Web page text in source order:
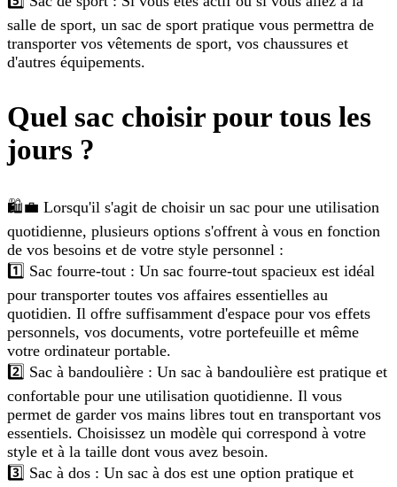
salle de sport, un sac de sport pratique vous permettra de
transporter vos vêtements de sport, vos chaussures et
d'autres équipements.
Quel sac choisir pour tous les
jours ?
🛍️💼 Lorsqu'il s'agit de choisir un sac pour une utilisation
quotidienne, plusieurs options s'offrent à vous en fonction
de vos besoins et de votre style personnel :
1️⃣ Sac fourre-tout : Un sac fourre-tout spacieux est idéal
pour transporter toutes vos affaires essentielles au
quotidien. Il offre suffisamment d'espace pour vos effets
personnels, vos documents, votre portefeuille et même
votre ordinateur portable.
2️⃣ Sac à bandoulière : Un sac à bandoulière est pratique et
confortable pour une utilisation quotidienne. Il vous
permet de garder vos mains libres tout en transportant vos
essentiels. Choisissez un modèle qui correspond à votre
style et à la taille dont vous avez besoin.
3️⃣ Sac à dos : Un sac à dos est une option pratique et